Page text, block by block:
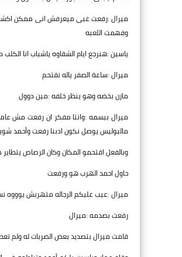
ميرال :رفعت غبى ميعرفش انى ممكن
وفهمت اللعبه
ياسين :هنرجع ايام الشقاوه ياشباب انا
ميرال :ساعة الصفر ياله نقتحم
مازن بخضه وهو ينظر خلفه :مين دوول
ميرال ببسمه :وانتا مفكر ان رفعت مش
مالبوليس يوصل نكون ادبنا رفعت وأحمد
وبالفعل اقتحمو المكان وكان الرصاص
حاول احمد الهرب هو ورفعت
ميرال :عيب عليكم الرجاله متهربش يوووه
رفعت بصدمه :ميرال
قامت ميرال بتصديد بعض الضربات له ولم